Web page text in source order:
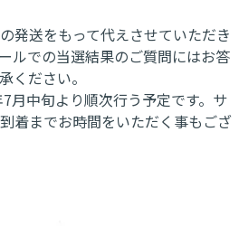
発送をもって代えさせていただき
ルでの当選結果のご質問にはお答
ください。
月中旬より順次行う予定です。サ
着までお時間をいただく事もござ